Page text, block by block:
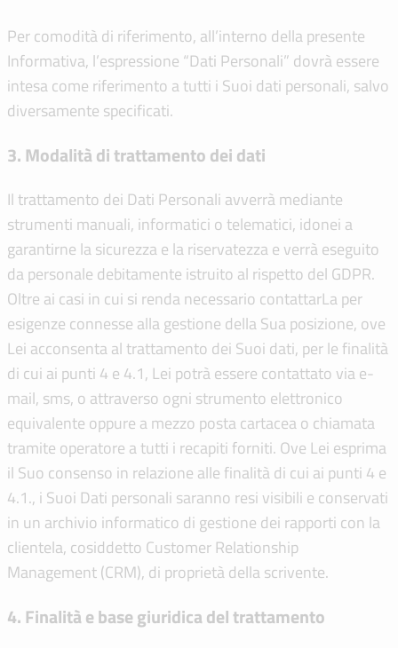
Per comodità di riferimento, all’interno della presente
Informativa, l’espressione “Dati Personali” dovrà essere
intesa come riferimento a tutti i Suoi dati personali, salvo
diversamente specificati.
3. Modalità di trattamento dei dati
Il trattamento dei Dati Personali avverrà mediante
strumenti manuali, informatici o telematici, idonei a
garantirne la sicurezza e la riservatezza e verrà eseguito
da personale debitamente istruito al rispetto del GDPR.
Oltre ai casi in cui si renda necessario contattarLa per
esigenze connesse alla gestione della Sua posizione, ove
Lei acconsenta al trattamento dei Suoi dati, per le finalità
di cui ai punti 4 e 4.1, Lei potrà essere contattato via e-
mail, sms, o attraverso ogni strumento elettronico
equivalente oppure a mezzo posta cartacea o chiamata
tramite operatore a tutti i recapiti forniti. Ove Lei esprima
il Suo consenso in relazione alle finalità di cui ai punti 4 e
4.1., i Suoi Dati personali saranno resi visibili e conservati
in un archivio informatico di gestione dei rapporti con la
clientela, cosiddetto Customer Relationship
Management (CRM), di proprietà della scrivente.
4. Finalità e base giuridica del trattamento